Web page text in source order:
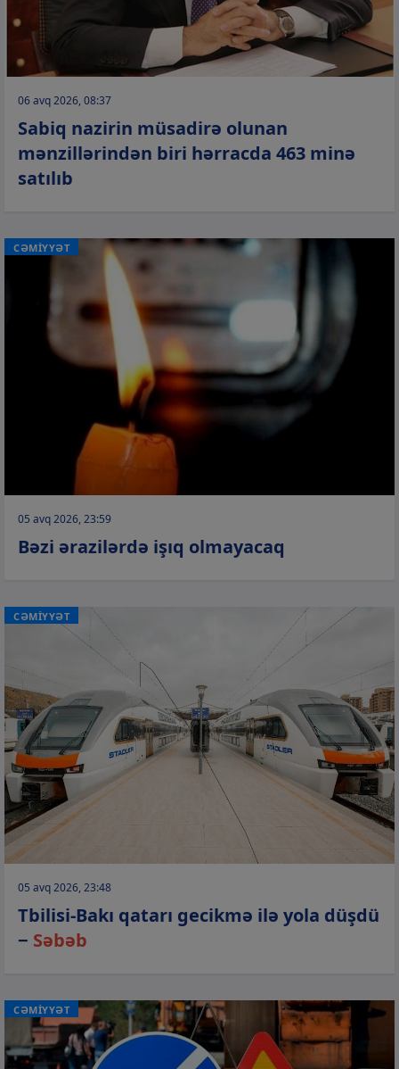
06 avq 2026, 08:37
Sabiq nazirin müsadirə olunan
mənzillərindən biri hərracda 463 minə
satılıb
CƏMİYYƏT
05 avq 2026, 23:59
Bəzi ərazilərdə işıq olmayacaq
CƏMİYYƏT
05 avq 2026, 23:48
Tbilisi-Bakı qatarı gecikmə ilə yola düşdü
− Səbəb
CƏMİYYƏT